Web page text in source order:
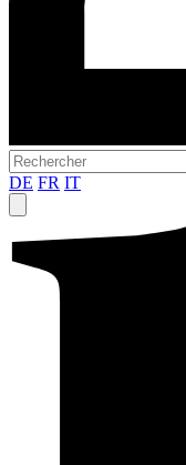
DE FR IT